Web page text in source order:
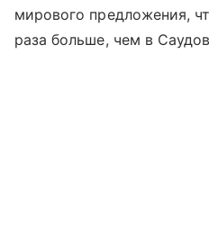
мирового предложения,
раза больше, чем в